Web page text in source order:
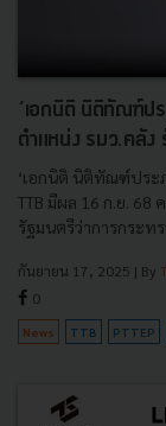
‘เอกนิติ นิติทัณฑ์ป
ตำแหน่ง รมว.คลัง
‘เอกนิติ นิติทัณฑ์ประ
TTB มีผล 16 ก.ย. 68
รัฐมนตรีว่าการกระท
กันยายน 17, 2025 | By
0
News TTB PTTEP